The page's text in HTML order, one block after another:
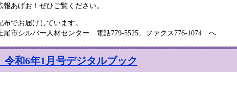
報あげお！ぜひご覧ください。
布でお届けしています。
尾市シルバー人材センター 電話779-5525、ファクス776-1074 へ
令和6年1月号デジタルブック